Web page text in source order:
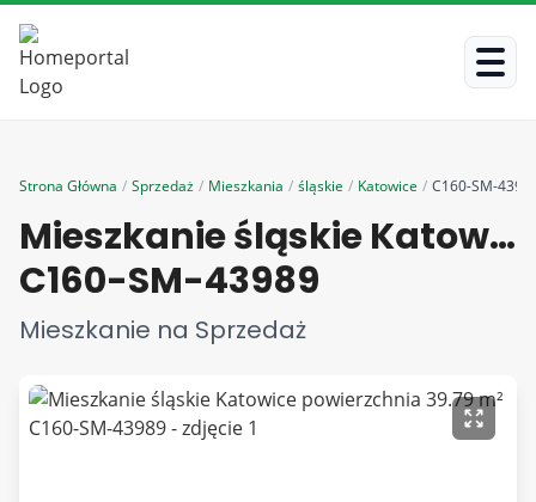
Strona Główna / Sprzedaż / Mieszkania / śląskie / Katowice / C160-SM-
Mieszkanie śląskie Katowice powierzchnia 39.79 m²
C160-SM-43989
Mieszkanie na Sprzedaż